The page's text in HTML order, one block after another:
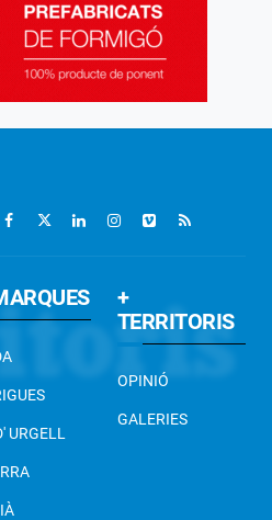
URGELL
+
TERRITORIS
OPINIÓ
GALERIES